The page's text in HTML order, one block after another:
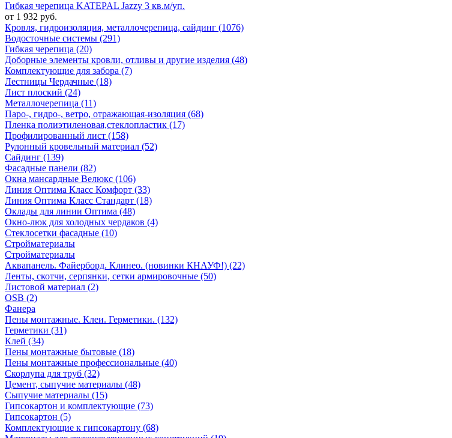
Гибкая черепица KATEPAL Jazzy 3 кв.м/уп.
от 1 932 руб.
Кровля, гидроизоляция, металлочерепица, сайдинг (1076)
Водосточные системы (291)
Гибкая черепица (20)
Доборные элементы кровли, отливы и другие изделия (48)
Комплектующие для забора (7)
Лестницы Чердачные (18)
Лист плоский (24)
Металлочерепица (11)
Паро-, гидро-, ветро, отражающая-изоляция (68)
Пленка полиэтиленовая,стеклопластик (17)
Профилированный лист (158)
Рулонный кровельный материал (52)
Сайдинг (139)
Фасадные панели (82)
Окна мансардные Велюкс (106)
Линия Оптима Класс Комфорт (33)
Линия Оптима Класс Стандарт (18)
Оклады для линии Оптима (48)
Окно-люк для холодных чердаков (4)
Стеклосетки фасадные (10)
Стройматериалы
Стройматериалы
Аквапанель. Файерборд. Клинео. (новинки КНАУФ!) (22)
Ленты, скотчи, серпянки, сетки армировочные (50)
Листовой материал (2)
OSB (2)
Фанера
Пены монтажные. Клеи. Герметики. (132)
Герметики (31)
Клей (34)
Пены монтажные бытовые (18)
Пены монтажные профессиональные (40)
Скорлупа для труб (32)
Цемент, сыпучие материалы (48)
Сыпучие материалы (15)
Гипсокартон и комплектующие (73)
Гипсокартон (5)
Комплектующие к гипсокартону (68)